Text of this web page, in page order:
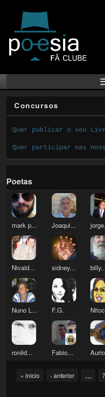
Concursos
Quer publicar o seu
Quer participar nas
Poetas
mark p... Joaqui...
Nivald... sidney...
Nuno L... F.G.
ronild... Fabio...
Pages« inicio ‹ anterior …